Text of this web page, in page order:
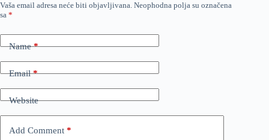
Vaša email adresa neće biti objavljivana. Neophodna polja su označena
sa *
Name*
Email*
Website
Add Comment *